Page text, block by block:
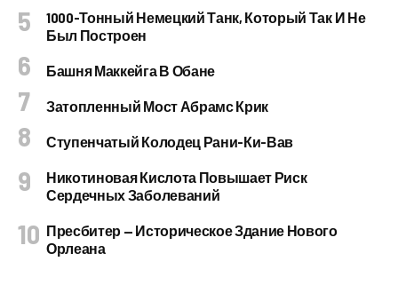
1000-Тонный Немецкий Танк, Который Так И Не
Был Построен
Башня Маккейга В Обане
Затопленный Мост Абрамс Крик
Ступенчатый Колодец Рани-Ки-Вав
Никотиновая Кислота Повышает Риск
Сердечных Заболеваний
Пресбитер — Историческое Здание Нового
Орлеана